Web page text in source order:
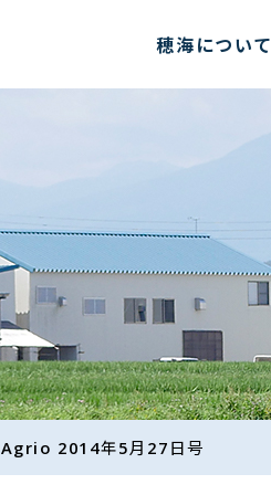
穂海について
Agrio 2014年5月27日号